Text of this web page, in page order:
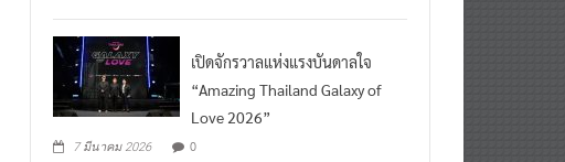
เปิดจักรวาลแห่งแรงบันดาลใจ
“Amazing Thailand Galaxy of
Love 2026”
7 มีนาคม 2026 0